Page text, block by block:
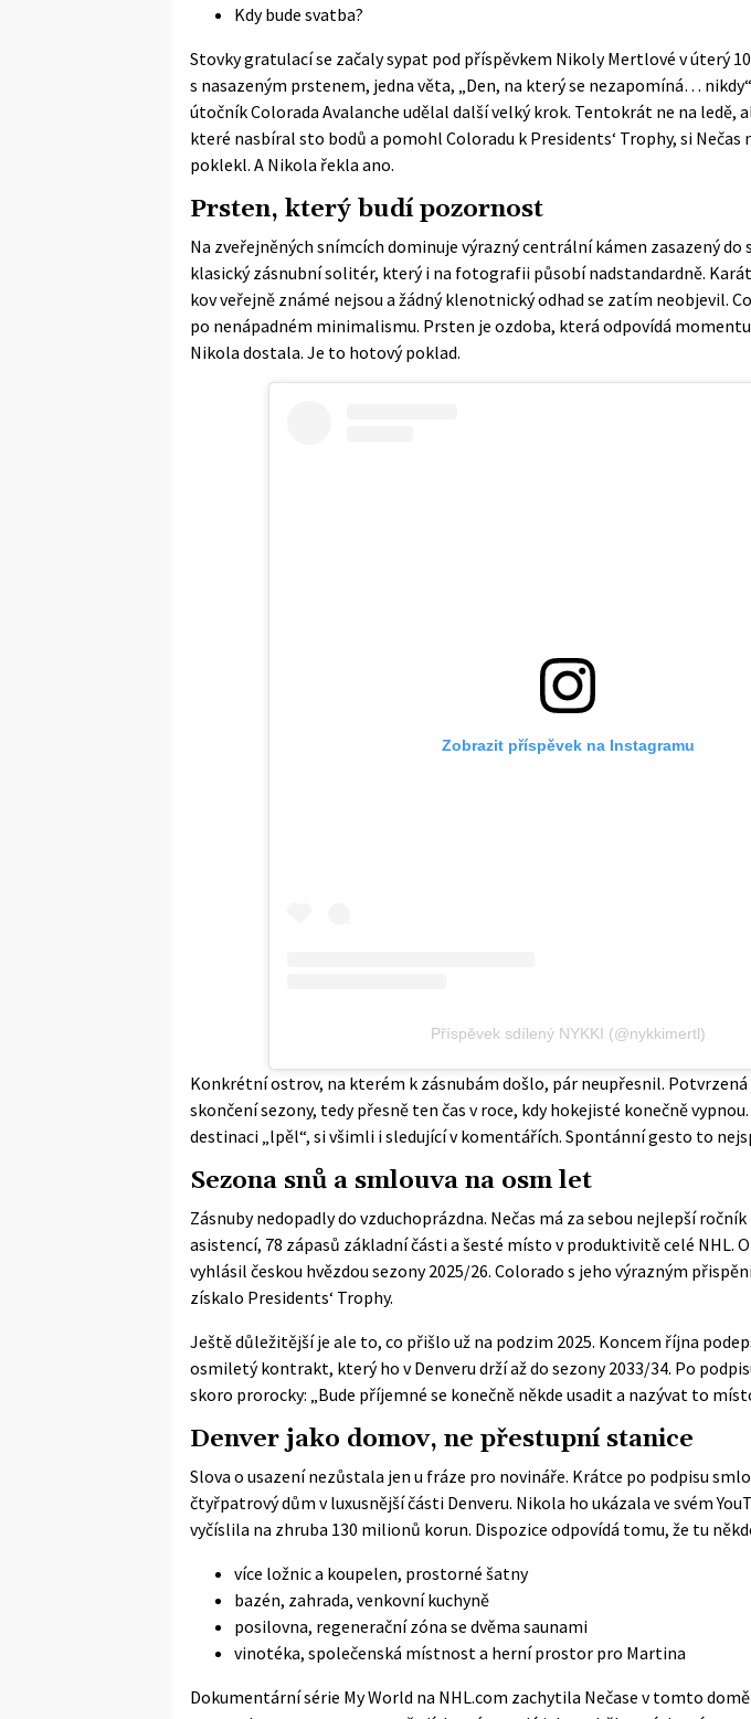
Kdy bude svatba?
Stovky gratulací se začaly sypat pod příspěvkem Nikoly Mertlové v úterý
s nasazeným prstenem, jedna věta, „Den, na který se nezapomíná…
útočník Colorada Avalanche udělal další velký krok. Tentokrát ne na ledě,
které nasbíral sto bodů a pomohl Coloradu k Presidents‘ Trophy, si Nečas
poklekl. A Nikola řekla ano.
Prsten, který budí pozornost
Na zveřejněných snímcích dominuje výrazný centrální kámen zasazený
klasický zásnubní solitér, který i na fotografii působí nadstandardně.
kov veřejně známé nejsou a žádný klenotnický odhad se zatím neobjevil.
po nenápadném minimalismu. Prsten je ozdoba, která odpovídá
Nikola dostala. Je to hotový poklad.
Zobrazit příspěvek na Instagramu
Příspěvek sdílený NYKKI (@nykkimertl)
Konkrétní ostrov, na kterém k zásnubám došlo, pár neupřesnil. Potvrzená
skončení sezony, tedy přesně ten čas v roce, kdy hokejisté konečně
destinaci „lpěl“, si všimli i sledující v komentářích. Spontánní gesto to
Sezona snů a smlouva na osm let
Zásnuby nedopadly do vzduchoprázdna. Nečas má za sebou nejlepší
asistencí, 78 zápasů základní části a šesté místo v produktivitě celé NHL.
vyhlásil českou hvězdou sezony 2025/26. Colorado s jeho výrazným
získalo Presidents‘ Trophy.
Ještě důležitější je ale to, co přišlo už na podzim 2025. Koncem října
osmiletý kontrakt, který ho v Denveru drží až do sezony 2033/34. Po
skoro prorocky: „Bude příjemné se konečně někde usadit a nazývat to
Denver jako domov, ne přestupní stanice
Slova o usazení nezůstala jen u fráze pro novináře. Krátce po podpisu
čtyřpatrový dům v luxusnější části Denveru. Nikola ho ukázala ve svém
vyčíslila na zhruba 130 milionů korun. Dispozice odpovídá tomu, že tu
více ložnic a koupelen, prostorné šatny
bazén, zahrada, venkovní kuchyně
posilovna, regenerační zóna se dvěma saunami
vinotéka, společenská místnost a herní prostor pro Martina
Dokumentární série My World na NHL.com zachytila Nečase v tomto domě